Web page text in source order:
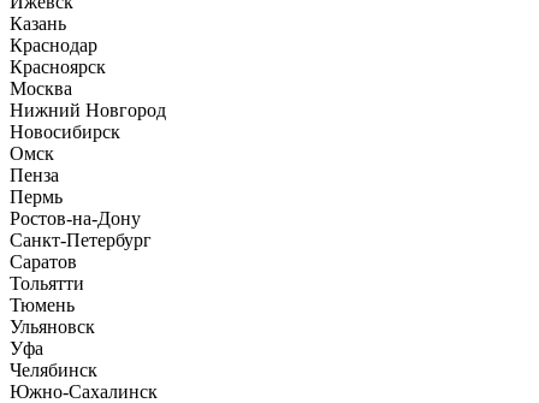
Казань
Краснодар
Красноярск
Москва
Нижний Новгород
Новосибирск
Омск
Пенза
Пермь
Ростов-на-Дону
Санкт-Петербург
Саратов
Тольятти
Тюмень
Ульяновск
Уфа
Челябинск
Южно-Сахалинск